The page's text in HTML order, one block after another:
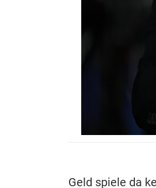
Geld spiele da